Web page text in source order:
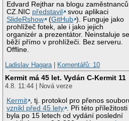
Edvard Rejthar na blogu zaměstnanců
CZ.NIC představil
svou aplikaci
SlideRshow
(GitHub ). Funguje jako
prohlížeč fotek, ale i jako jejich
organizér a prezentátor. Neinstaluje
běží přímo v prohlížeči. Bez serveru.
Offline.
Ladislav Hagara | Komentářů: 10
Kermit má 45 let. Vydán C-Kermit 11
4.8. 11:44 | Nová verze
Kermit , tj. protokol pro přenos
vznikl před 45 lety . Při této příležitosti
byla po 15 letech od vydání poslední